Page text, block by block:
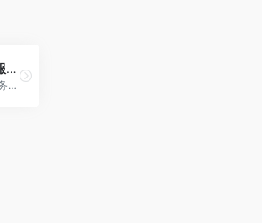
国家政务服务平台
国家政务服务平台